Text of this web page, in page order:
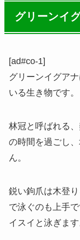
グリーンイ
[ad#co-1]
グリーンイグア
いる生き物です。
林冠と呼ばれる
の時間を過ごし
ん。
鋭い鉤爪は木登
で泳ぐのも上手
イスイと泳ぎます